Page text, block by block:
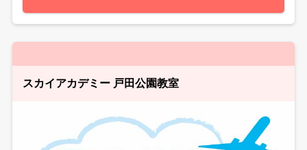
スカイアカデミー 戸田公園教室